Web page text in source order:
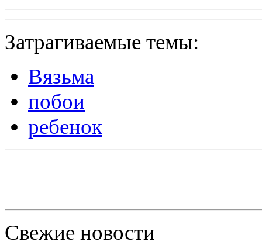
Затрагиваемые темы:
Вязьма
побои
ребенок
Свежие новости